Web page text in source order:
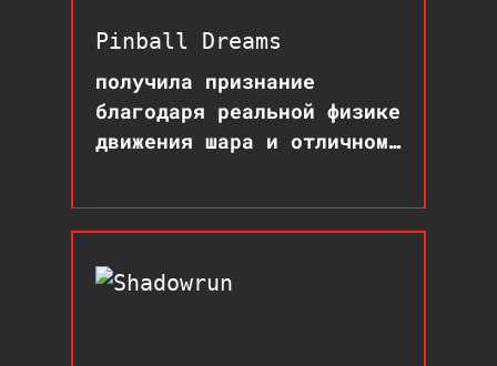
Pinball Dreams
получила признание
благодаря реальной физике
движения шара и отличному
сопровождению